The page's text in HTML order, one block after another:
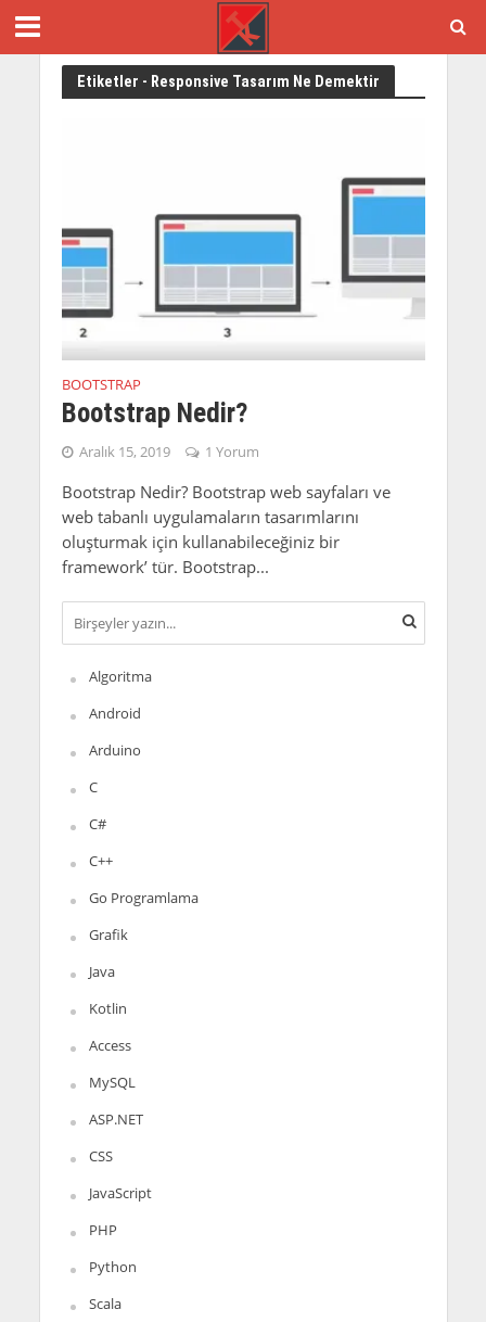
Etiketler - Responsive Tasarım Ne Demektir
BOOTSTRAP
Bootstrap Nedir?
Aralık 15, 2019 1 Yorum
Bootstrap Nedir? Bootstrap web sayfaları ve
web tabanlı uygulamaların tasarımlarını
oluşturmak için kullanabileceğiniz bir
framework’ tür. Bootstrap...
Algoritma
Android
Arduino
C
C#
C++
Go Programlama
Grafik
Java
Kotlin
Access
MySQL
ASP.NET
CSS
JavaScript
PHP
Python
Scala